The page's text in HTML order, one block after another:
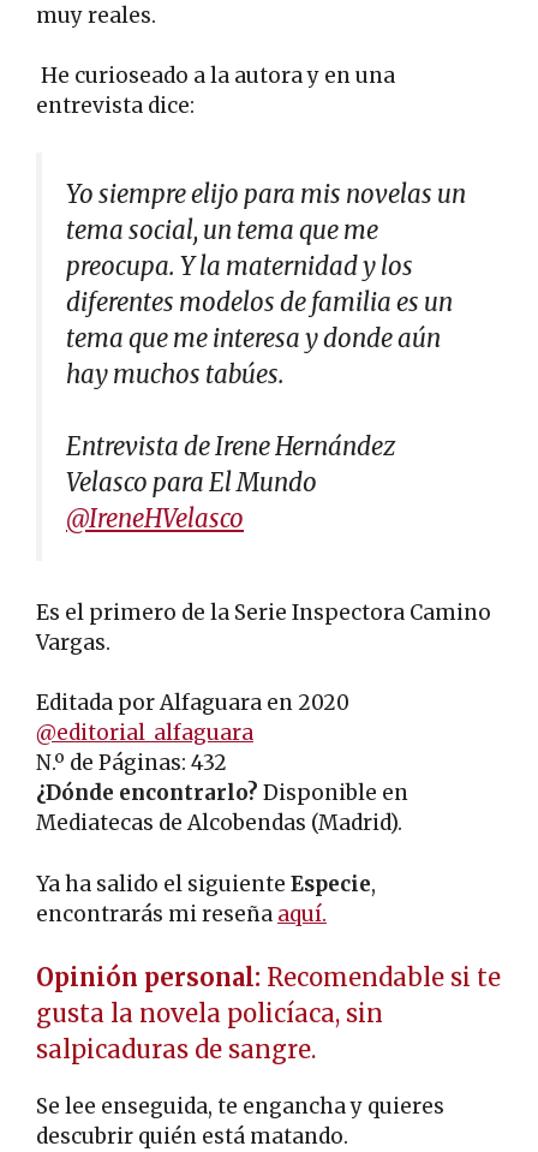
muy reales.
He curioseado a la autora y en una
entrevista dice:
Yo siempre elijo para mis novelas un
tema social, un tema que me
preocupa. Y la maternidad y los
diferentes modelos de familia es un
tema que me interesa y donde aún
hay muchos tabúes.
Entrevista de Irene Hernández
Velasco para El Mundo
@IreneHVelasco
Es el primero de la Serie Inspectora Camino
Vargas.
Editada por Alfaguara en 2020
@editorial_alfaguara
N.º de Páginas: 432
¿Dónde encontrarlo? Disponible en
Mediatecas de Alcobendas (Madrid).
Ya ha salido el siguiente Especie,
encontrarás mi reseña aquí.
Opinión personal: Recomendable si te
gusta la novela policíaca, sin
salpicaduras de sangre.
Se lee enseguida, te engancha y quieres
descubrir quién está matando.